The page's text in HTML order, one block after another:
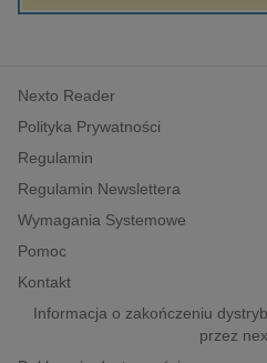
komputery, internet,
polityka, społeczno-
psychologiczne
inne
popularno-naukowe
historia
Nexto Reader
Polityka Prywatności
Regulamin
Regulamin Newslettera
Wymagania Systemowe
Pomoc
Kontakt
Informacja o zakończeniu
przez